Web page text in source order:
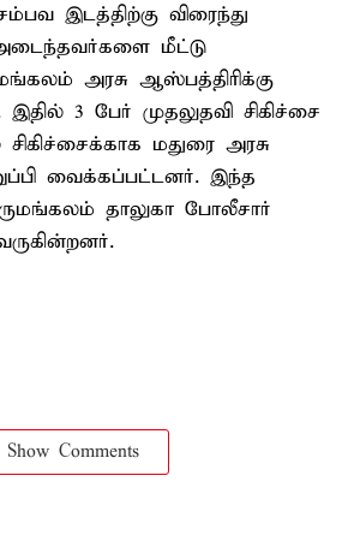
இடத்திற்கு விரைந்து
மீட்டு
அரசு ஆஸ்பத்திரிக்கு
3 பேர் முதலுதவி சிகிச்சை
மதுரை அரசு
வைக்கப்பட்டனர். இந்த
தாலுகா போலீசார்
Show Comments